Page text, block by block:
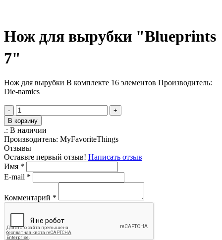
Нож для вырубки "Blueprints
7"
Нож для вырубки В комплекте 16 элементов Производитель:
Die-namics
-
+
В корзину
.: В наличии
Производитель: MyFavoriteThings
Отзывы
Оставьте первый отзыв! Написать отзыв
Имя *
E-mail *
Комментарий *